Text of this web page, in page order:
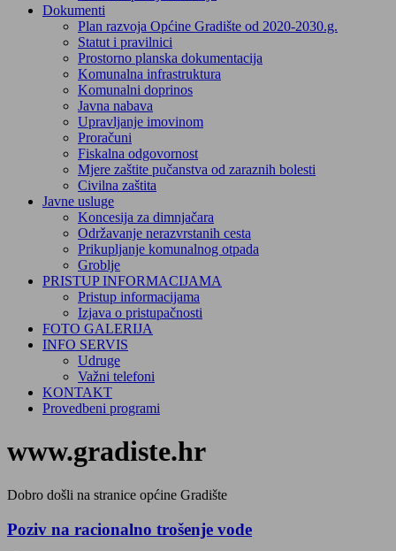
Dokumenti
Plan razvoja Općine Gradište od 2020-2030.g.
Statut i pravilnici
Prostorno planska dokumentacija
Komunalna infrastruktura
Komunalni doprinos
Javna nabava
Upravljanje imovinom
Proračuni
Fiskalna odgovornost
Mjere zaštite pučanstva od zaraznih bolesti
Civilna zaštita
Javne usluge
Koncesija za dimnjačara
Održavanje nerazvrstanih cesta
Prikupljanje komunalnog otpada
Groblje
PRISTUP INFORMACIJAMA
Pristup informacijama
Izjava o pristupačnosti
FOTO GALERIJA
INFO SERVIS
Udruge
Važni telefoni
KONTAKT
Provedbeni programi
www.gradiste.hr
Dobro došli na stranice općine Gradište
Poziv na racionalno trošenje vode